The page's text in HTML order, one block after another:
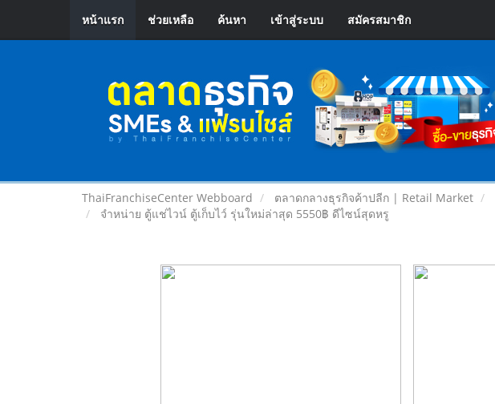
หน้าแรก ช่วยเหลือ ค้นหา เข้าสู่ระบบ สมัครสมาชิก
ThaiFranchiseCenter Webboard ตลาดกลางธุรกิจค้าปลีก | Retail Market
จำหน่าย ตู้แช่ไวน์ ตู้เก็บไว์ รุ่นใหม่ล่าสุด 5550฿ ดีไซน์สุดหรู